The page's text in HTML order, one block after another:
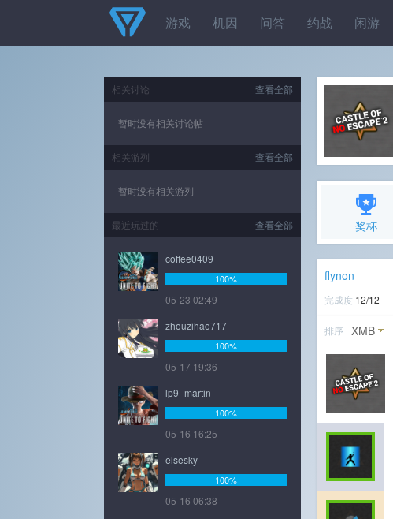
游戏 机因 问答 约战 闲游
奖杯
flynon
完成度 12/12
排序 XMB
查看全部
相关讨论
暂时没有相关讨论帖
查看全部
相关游列
暂时没有相关游列
查看全部
最近玩过的
coffee0409
100%
05-23 02:49
zhouzihao717
100%
05-17 19:36
lp9_martin
100%
05-16 16:25
elsesky
100%
05-16 06:38